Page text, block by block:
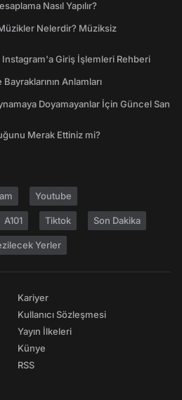
Nasıl Yapılır?
Nelerdir? Müziksiz
Instagram'a Giriş İşlemleri Rehberi
Anlamları
Doyamayanlar İçin Güncel San
Merak Ettiniz mi?
Youtube
A101 Tiktok Son Dakika
Yerler
Kariyer
Kullanıcı Sözleşmesi
Yayın İlkeleri
Künye
RSS